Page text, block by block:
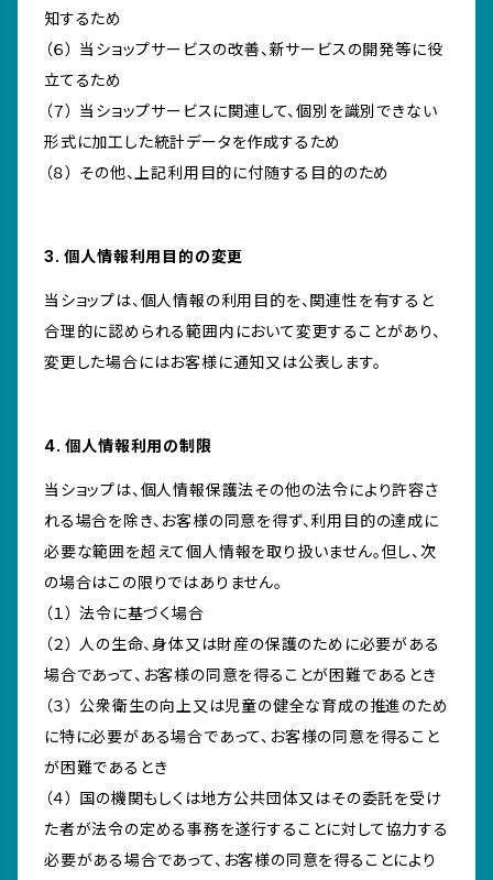
知するため
（６） 当ショップサービスの改善、新サービスの開発等に役
立てるため
（７） 当ショップサービスに関連して、個別を識別できない
形式に加工した統計データを作成するため
（８） その他、上記利用目的に付随する目的のため
3. 個人情報利用目的の変更
当ショップは、個人情報の利用目的を、関連性を有すると
合理的に認められる範囲内において変更することがあり、
変更した場合にはお客様に通知又は公表します。
4. 個人情報利用の制限
当ショップは、個人情報保護法その他の法令により許容さ
れる場合を除き、お客様の同意を得ず、利用目的の達成に
必要な範囲を超えて個人情報を取り扱いません。但し、次
の場合はこの限りではありません。
（１） 法令に基づく場合
（２） 人の生命、身体又は財産の保護のために必要がある
場合であって、お客様の同意を得ることが困難であるとき
（３） 公衆衛生の向上又は児童の健全な育成の推進のため
に特に必要がある場合であって、お客様の同意を得ること
が困難であるとき
（４） 国の機関もしくは地方公共団体又はその委託を受け
た者が法令の定める事務を遂行することに対して協力する
必要がある場合であって、お客様の同意を得ることにより